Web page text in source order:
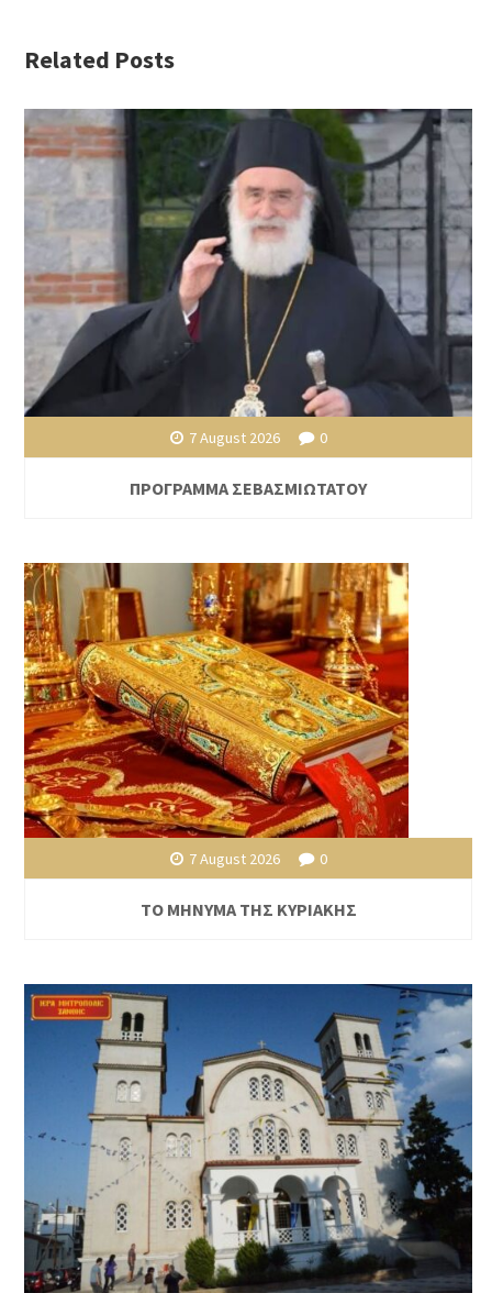
Related Posts
7 August 2026 0
ΠΡΟΓΡΑΜΜΑ ΣΕΒΑΣΜΙΩΤΑΤΟΥ
7 August 2026 0
ΤΟ ΜΗΝΥΜΑ ΤΗΣ ΚΥΡΙΑΚΗΣ